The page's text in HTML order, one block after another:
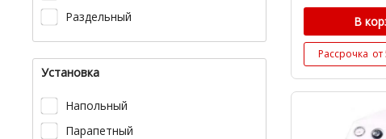
Раздельный
Установка
Напольный
Парапетный
В
Рассрочка